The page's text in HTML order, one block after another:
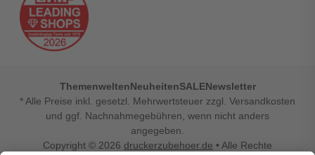
ThemenweltenNeuheitenSALENewsletter
* Alle Preise inkl. gesetzl. Mehrwertsteuer zzgl. Versandkosten
und ggf. Nachnahmegebühren, wenn nicht anders
angegeben.
Copyright © 2026 druckerzubehoer.de • Alle Rechte